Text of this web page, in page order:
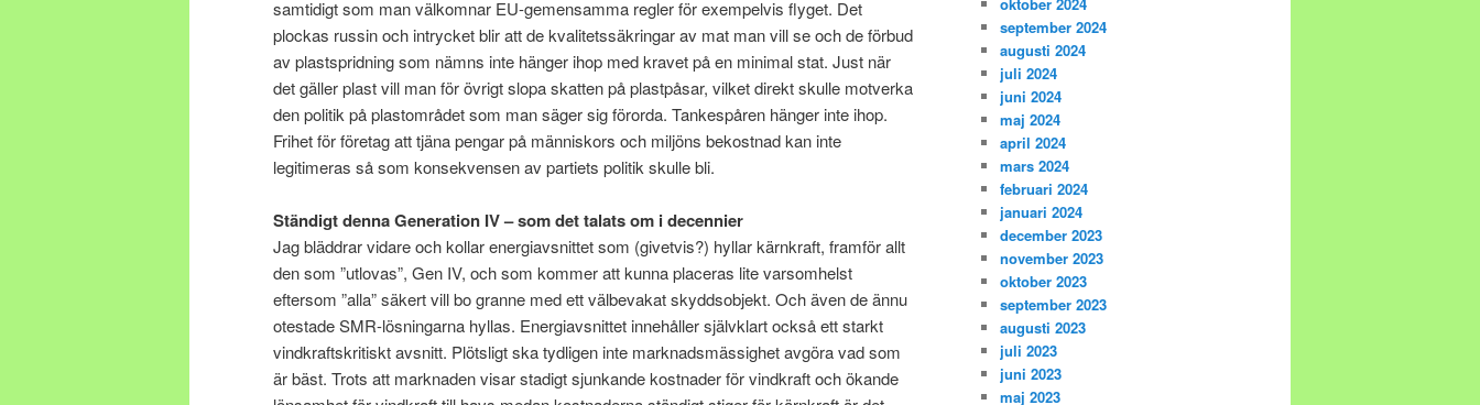
samtidigt som man välkomnar EU-gemensamma regler för exempelvis flyget. Det
plockas russin och intrycket blir att de kvalitetssäkringar av mat man vill se och de förbud
av plastspridning som nämns inte hänger ihop med kravet på en minimal stat. Just när
det gäller plast vill man för övrigt slopa skatten på plastpåsar, vilket direkt skulle motverka
den politik på plastområdet som man säger sig förorda. Tankespåren hänger inte ihop.
Frihet för företag att tjäna pengar på människors och miljöns bekostnad kan inte
legitimeras så som konsekvensen av partiets politik skulle bli.
Ständigt denna Generation IV – som det talats om i decennier
Jag bläddrar vidare och kollar energiavsnittet som (givetvis?) hyllar kärnkraft, framför allt
den som ”utlovas”, Gen IV, och som kommer att kunna placeras lite varsomhelst
eftersom ”alla” säkert vill bo granne med ett välbevakat skyddsobjekt. Och även de ännu
otestade SMR-lösningarna hyllas. Energiavsnittet innehåller självklart också ett starkt
vindkraftskritiskt avsnitt. Plötsligt ska tydligen inte marknadsmässighet avgöra vad som
är bäst. Trots att marknaden visar stadigt sjunkande kostnader för vindkraft och ökande
september 2024
augusti 2024
juli 2024
juni 2024
maj 2024
april 2024
mars 2024
februari 2024
januari 2024
december 2023
november 2023
oktober 2023
september 2023
augusti 2023
juli 2023
juni 2023
maj 2023